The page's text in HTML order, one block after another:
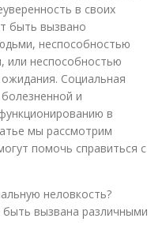
в своих
быть вызвано
неспособностью
или неспособностью
Социальная
и
в
мы рассмотрим
помочь справиться с
неловкость?
вызвана различными